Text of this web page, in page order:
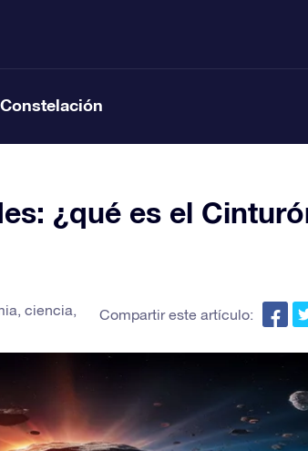
¿qué es el
, ciencia,
Compartir este artículo: